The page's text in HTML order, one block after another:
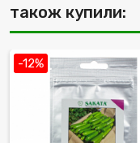
також купили:
-12%